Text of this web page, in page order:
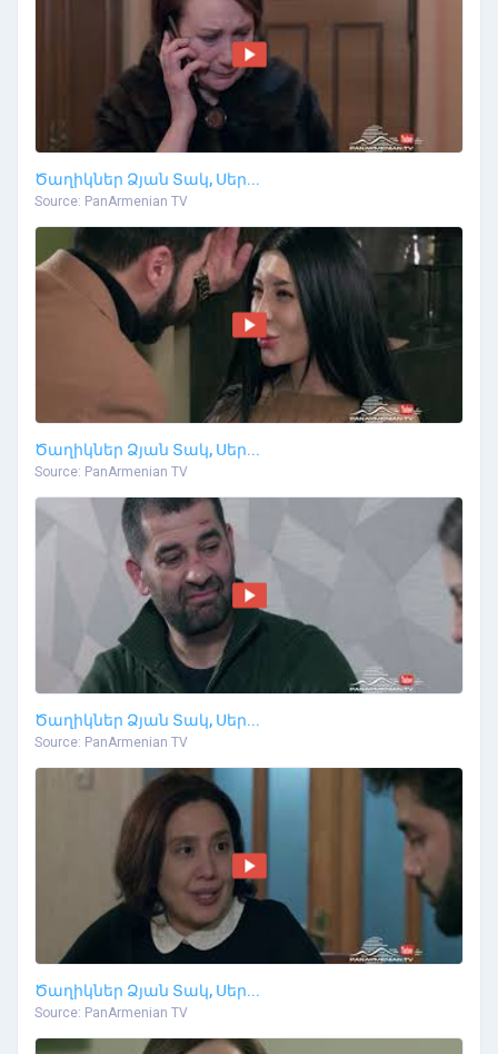
Ծաղիկներ Ձյան Տակ, Սեր...
Source: PanArmenian TV
Ծաղիկներ Ձյան Տակ, Սեր...
Source: PanArmenian TV
Ծաղիկներ Ձյան Տակ, Սեր...
Source: PanArmenian TV
Ծաղիկներ Ձյան Տակ, Սեր...
Source: PanArmenian TV